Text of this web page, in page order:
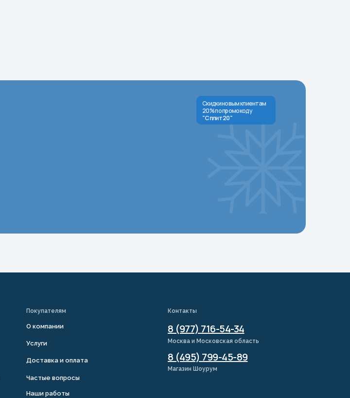
Скидки новым клиентам
20% по промокоду
"Сплит 20"
Покупателям
Москва и Московская область
Контакты
О компании
Услуги
Доставка и оплата
Частые вопросы
Наши работы
8 (977) 716-54-34
Магазин Шоурум
8 (495) 799-45-89